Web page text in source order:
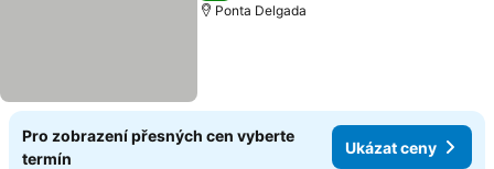
Ponta Delgada
Pro zobrazení přesných cen vyberte
termín
Ukázat ceny